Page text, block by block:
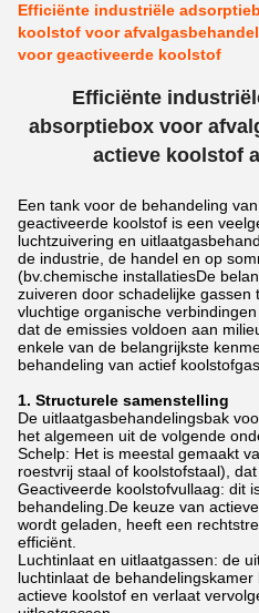
Efficiënte industriële
koolstof voor
voor geactiveerde koolstof
Efficiënte
absorptiebox voor
actieve koolstof
Een tank voor de behandeling
geactiveerde koolstof is een
luchtzuivering en
de industrie, de handel en op
(bv.chemische installatiesDe
zuiveren door schadelijke gassen
vluchtige organische
dat de emissies voldoen aan
enkele van de belangrijkste
behandeling van actief
1. Structurele samenstelling
De uitlaatgasbehandelingsbak
het algemeen uit de volgende
Schelp: Het is meestal gemaakt
roestvrij staal of koolstofstaal),
Geactiveerde koolstofvullaag: dit
behandeling.De keuze van
wordt geladen, heeft een
efficiënt.
Luchtinlaat en uitlaatgassen: de
luchtinlaat de
actieve koolstof en verlaat